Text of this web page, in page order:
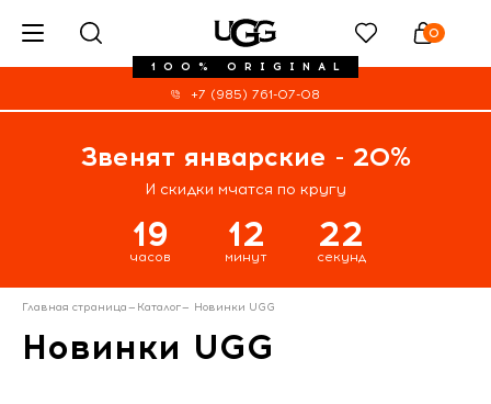
100% ORIGINAL
0
+7 (985) 761-07-08
Звенят январские - 20%
И скидки мчатся по кругу
19
часов
12
минут
21
секунд
Главная страница— Каталог— Новинки UGG
Новинки UGG